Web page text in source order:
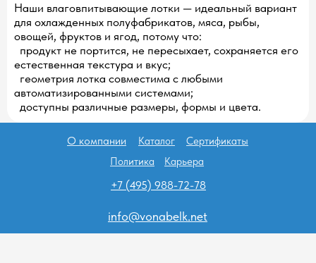
Наши влаговпитывающие лотки — идеальный вариант
для охлажденных полуфабрикатов, мяса, рыбы,
овощей, фруктов и ягод, потому что:
продукт не портится, не пересыхает, сохраняется его
естественная текстура и вкус;
геометрия лотка совместима с любыми
автоматизированными системами;
доступны различные размеры, формы и цвета.
О компании
Карьера
Сертификаты
Каталог
Политика
+7 (495) 988-72-78
info@vonabelk.net